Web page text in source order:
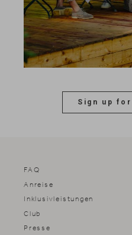
FAQ
Anreise
Inklusivleistungen
Club
Presse
Sign up